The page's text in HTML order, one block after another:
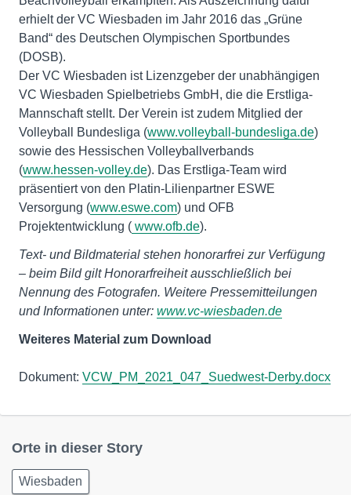
erhielt der VC Wiesbaden im Jahr 2016 das „Grüne
Band“ des Deutschen Olympischen Sportbundes
(DOSB).
Der VC Wiesbaden ist Lizenzgeber der unabhängigen
VC Wiesbaden Spielbetriebs GmbH, die die Erstliga-
Mannschaft stellt. Der Verein ist zudem Mitglied der
Volleyball Bundesliga (www.volleyball-bundesliga.de)
sowie des Hessischen Volleyballverbands
(www.hessen-volley.de). Das Erstliga-Team wird
präsentiert von den Platin-Lilienpartner ESWE
Versorgung (www.eswe.com) und OFB
Projektentwicklung ( www.ofb.de).
Text- und Bildmaterial stehen honorarfrei zur Verfügung
– beim Bild gilt Honorarfreiheit ausschließlich bei
Nennung des Fotografen. Weitere Pressemitteilungen
und Informationen unter: www.vc-wiesbaden.de
Weiteres Material zum Download
Dokument: VCW_PM_2021_047_Suedwest-Derby.docx
Orte in dieser Story
Wiesbaden